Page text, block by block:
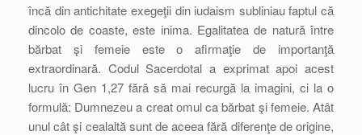
încă din antichitate exegeţii din iudaism subliniau faptul că
dincolo de coaste, este inima. Egalitatea de natură între
bărbat şi femeie este o afirmaţie de importanţă
extraordinară. Codul Sacerdotal a exprimat apoi acest
lucru în Gen 1,27 fără să mai recurgă la imagini, ci la o
formulă: Dumnezeu a creat omul ca bărbat şi femeie. Atât
unul cât şi cealaltă sunt de aceea fără diferenţe de origine,